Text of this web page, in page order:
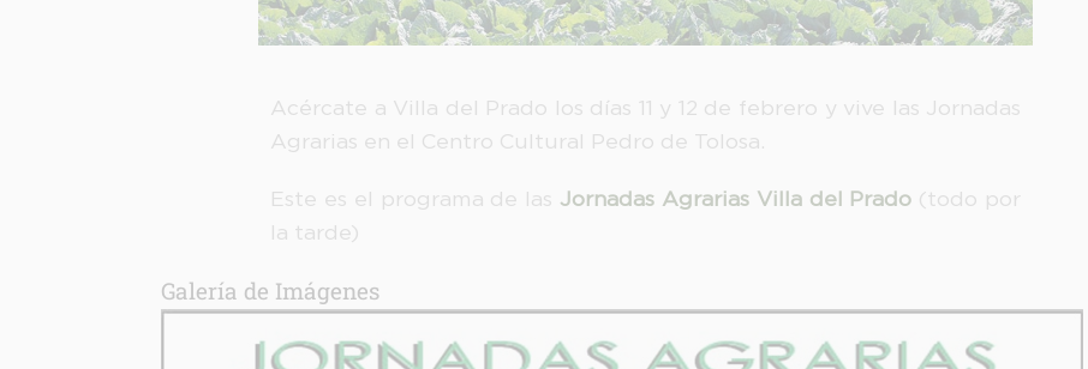
Acércate a Villa del Prado los días 11 y 12 de febrero y vive las Jornadas
Agrarias en el Centro Cultural Pedro de Tolosa.
Este es el programa de las Jornadas Agrarias Villa del Prado (todo por
la tarde)
Galería de Imágenes